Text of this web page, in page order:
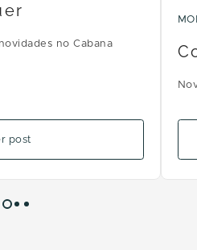
no Cabana
post